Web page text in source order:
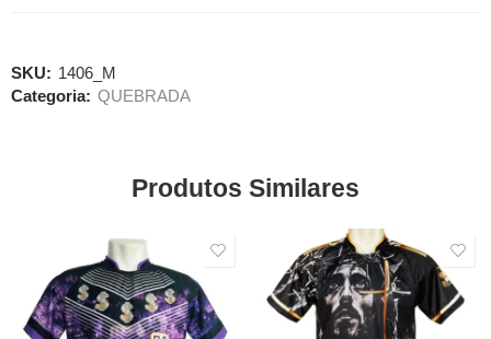
SKU: 1406_M
Categoria: QUEBRADA
Produtos Similares